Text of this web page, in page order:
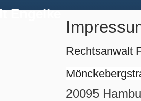
Engelke
Rechtsanwalt
20095